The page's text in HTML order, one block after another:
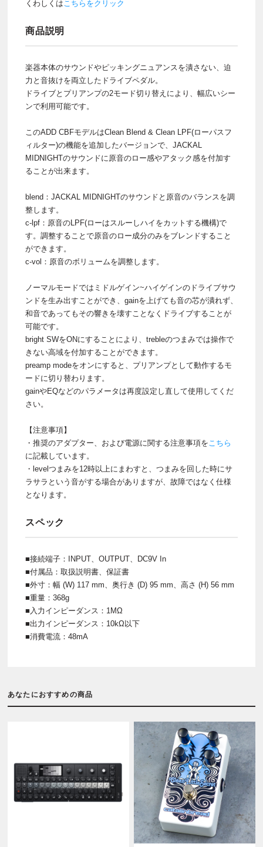
くわしくはこちらをクリック
商品説明
楽器本体のサウンドやピッキングニュアンスを潰さない、迫
力と音抜けを両立したドライブペダル。
ドライブとプリアンプの2モード切り替えにより、幅広いシー
ンで利用可能です。
このADD CBFモデルはClean Blend & Clean LPF(ローパスフ
ィルター)の機能を追加したバージョンで、JACKAL
MIDNIGHTのサウンドに原音のロー感やアタック感を付加す
ることが出来ます。
blend：JACKAL MIDNIGHTのサウンドと原音のバランスを調
整します。
c-lpf：原音のLPF(ローはスルーしハイをカットする機構)で
す。調整することで原音のロー成分のみをブレンドすること
ができます。
c-vol：原音のボリュームを調整します。
ノーマルモードではミドルゲイン~ハイゲインのドライブサウ
ンドを生み出すことができ、gainを上げても音の芯が潰れず、
和音であってもその響きを壊すことなくドライブすることが
可能です。
bright SWをONにすることにより、trebleのつまみでは操作で
きない高域を付加することができます。
preamp modeをオンにすると、プリアンプとして動作するモ
ードに切り替わります。
gainやEQなどのパラメータは再度設定し直して使用してくだ
さい。
【注意事項】
・推奨のアダプター、および電源に関する注意事項をこちら
に記載しています。
・levelつまみを12時以上にまわすと、つまみを回した時にサ
ラサラという音がする場合がありますが、故障ではなく仕様
となります。
スペック
■接続端子：INPUT、OUTPUT、DC9V In
■付属品：取扱説明書、保証書
■外寸：幅 (W) 117 mm、奥行き (D) 95 mm、高さ (H) 56 mm
■重量：368g
■入力インピーダンス：1MΩ
■出力インピーダンス：10kΩ以下
■消費電流：48mA
あなたにおすすめの商品